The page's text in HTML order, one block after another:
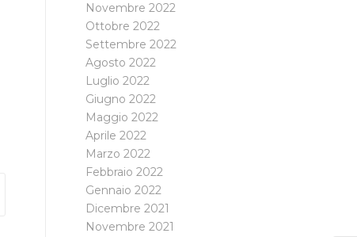
Novembre 2022
Ottobre 2022
Settembre 2022
Agosto 2022
Luglio 2022
Giugno 2022
Maggio 2022
Aprile 2022
Marzo 2022
Febbraio 2022
Gennaio 2022
Dicembre 2021
Novembre 2021